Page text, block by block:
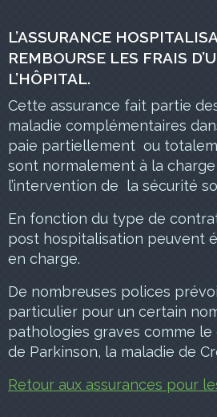
L’ASSURANCE
REMBOURSE LES FRAIS
L’HÔPITAL.
Cette assurance fait partie
maladie complémentaires
paie partiellement ou
sont normalement à la
l’intervention de la sécurité
En fonction du type de
post hospitalisation peuvent
en charge.
De nombreuses polices
particulier pour un certain
pathologies graves comme le
de Parkinson, la maladie de
Retour aux assurances pour